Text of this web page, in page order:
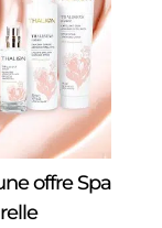
offre Spa